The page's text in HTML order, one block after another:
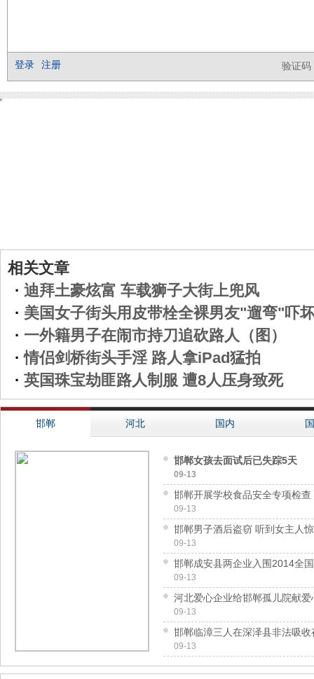
相关文章
· 迪拜土豪炫富 车载狮子大街上兜风
· 美国女子街头用皮带栓全裸男友"遛弯"吓
· 一外籍男子在闹市持刀追砍路人（图）
·情侣剑桥街头手淫 路人拿iPad猛拍
· 英国珠宝劫匪路人制服 遭8人压身致死
邯郸 河北 国内
邯郸女孩去面试后已失踪5天
09-13
邯郸开展学校食品安全专项检查
09-13
邯郸男子酒后盗窃 听到女主人
09-13
邯郸成安县两企业入围2014全
09-13
河北爱心企业给邯郸孤儿院献爱
09-13
邯郸临漳三人在深泽县非法吸收
09-13